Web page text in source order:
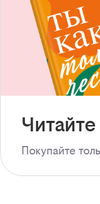
Покупайте